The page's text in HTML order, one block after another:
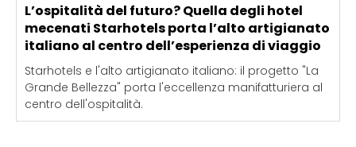
L’ospitalità del futuro? Quella degli hotel
mecenati Starhotels porta l’alto artigianato
italiano al centro dell’esperienza di viaggio
Starhotels e l'alto artigianato italiano: il progetto "La
Grande Bellezza" porta l'eccellenza manifatturiera al
centro dell'ospitalità.